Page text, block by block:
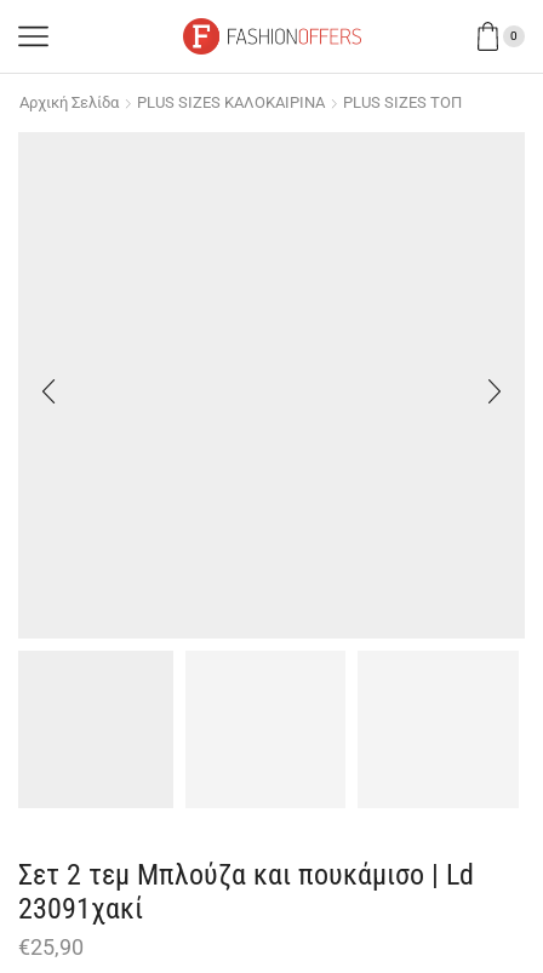
0
Αρχική Σελίδα PLUS SIZES ΚΑΛΟΚΑΙΡΙΝΑ PLUS SIZES ΤΟΠ
Σετ 2 τεμ Μπλούζα και πουκάμισο | Ld
23091χακί
€25,90